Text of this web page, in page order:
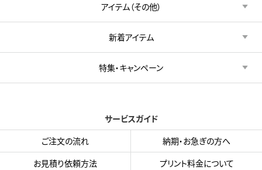
アイテム（その他）
新着アイテム
特集・キャンペーン
サービスガイド
ご注文の流れ
納期・お急ぎの方へ
お見積り依頼方法
プリント料金について